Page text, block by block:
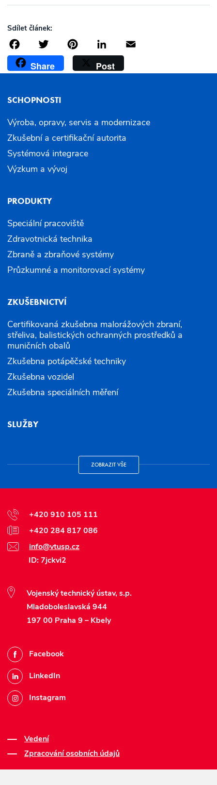
Sdílet článek:
FacebookTwitterPinterestLinkedIn
Share Post
SCHOPNOSTI
Výroba, opravy, servis a modernizace
Zkušební a certifikační autorita
Systémová integrace
Výzkum a vývoj
PRODUKTY
Speciální pracoviště
Zdravotnická technika
Zbraně a zbraňové systémy
Průzkumné a monitorovací systémy
ZKUŠEBNICTVÍ
Certifikovaná zkušebna malorážových zbraní,
střeliva, balistických ochranných prostředků a
muničních obalů
Zkušebna potápěčské techniky
Zkušebna vozidel
Zkušebna speciálních měření
SLUŽBY
ZOBRAZIT VŠE
+420 910 105 111
+420 284 817 086
info@vtusp.cz
ID: 7jckvi2
Vojenský technický ústav, s.p.
Mladoboleslavská 944
197 00 Praha 9 – Kbely
Facebook
LinkedIn
Instagram
Vedení
Zpracování osobních údajů